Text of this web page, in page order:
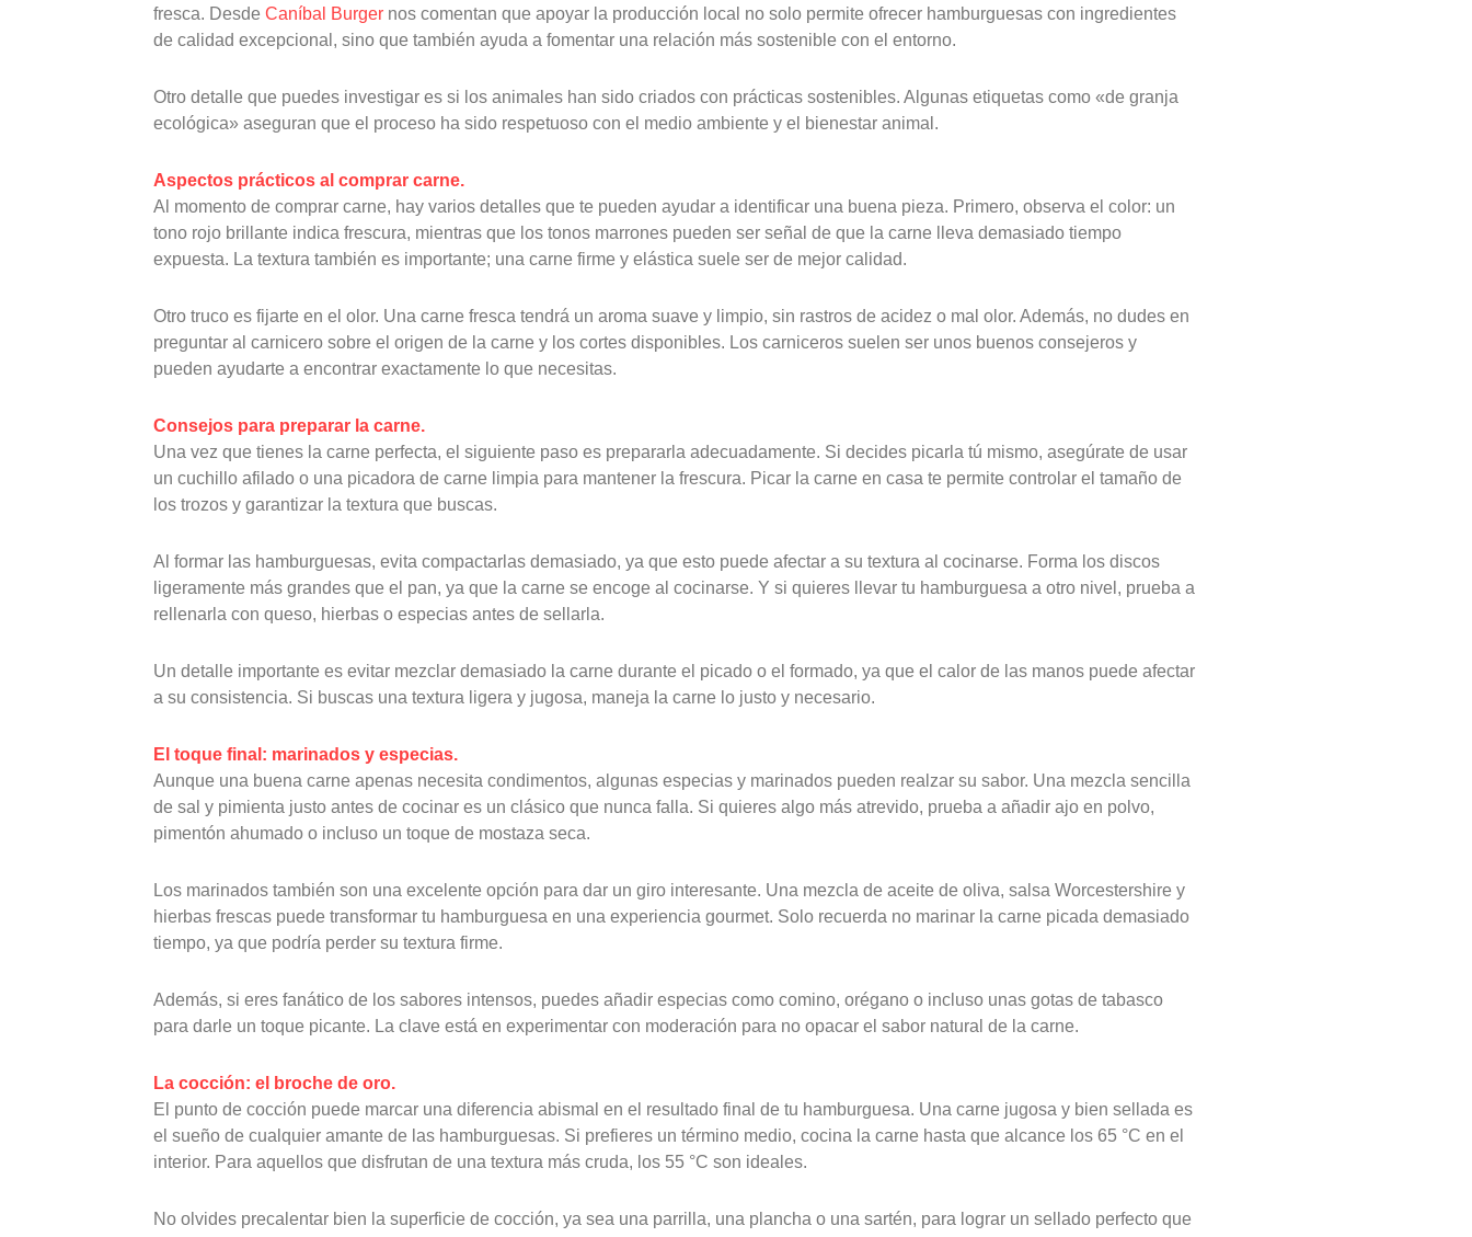
fresca. Desde Caníbal Burger nos comentan que apoyar la producción local no solo permite ofrecer hamburguesas con ingredientes
de calidad excepcional, sino que también ayuda a fomentar una relación más sostenible con el entorno.
Otro detalle que puedes investigar es si los animales han sido criados con prácticas sostenibles. Algunas etiquetas como «de granja
ecológica» aseguran que el proceso ha sido respetuoso con el medio ambiente y el bienestar animal.
Aspectos prácticos al comprar carne.
Al momento de comprar carne, hay varios detalles que te pueden ayudar a identificar una buena pieza. Primero, observa el color: un
tono rojo brillante indica frescura, mientras que los tonos marrones pueden ser señal de que la carne lleva demasiado tiempo
expuesta. La textura también es importante; una carne firme y elástica suele ser de mejor calidad.
Otro truco es fijarte en el olor. Una carne fresca tendrá un aroma suave y limpio, sin rastros de acidez o mal olor. Además, no dudes en
preguntar al carnicero sobre el origen de la carne y los cortes disponibles. Los carniceros suelen ser unos buenos consejeros y
pueden ayudarte a encontrar exactamente lo que necesitas.
Consejos para preparar la carne.
Una vez que tienes la carne perfecta, el siguiente paso es prepararla adecuadamente. Si decides picarla tú mismo, asegúrate de usar
un cuchillo afilado o una picadora de carne limpia para mantener la frescura. Picar la carne en casa te permite controlar el tamaño de
los trozos y garantizar la textura que buscas.
Al formar las hamburguesas, evita compactarlas demasiado, ya que esto puede afectar a su textura al cocinarse. Forma los discos
ligeramente más grandes que el pan, ya que la carne se encoge al cocinarse. Y si quieres llevar tu hamburguesa a otro nivel, prueba a
rellenarla con queso, hierbas o especias antes de sellarla.
Un detalle importante es evitar mezclar demasiado la carne durante el picado o el formado, ya que el calor de las manos puede afectar
a su consistencia. Si buscas una textura ligera y jugosa, maneja la carne lo justo y necesario.
El toque final: marinados y especias.
Aunque una buena carne apenas necesita condimentos, algunas especias y marinados pueden realzar su sabor. Una mezcla sencilla
de sal y pimienta justo antes de cocinar es un clásico que nunca falla. Si quieres algo más atrevido, prueba a añadir ajo en polvo,
pimentón ahumado o incluso un toque de mostaza seca.
Los marinados también son una excelente opción para dar un giro interesante. Una mezcla de aceite de oliva, salsa Worcestershire y
hierbas frescas puede transformar tu hamburguesa en una experiencia gourmet. Solo recuerda no marinar la carne picada demasiado
tiempo, ya que podría perder su textura firme.
Además, si eres fanático de los sabores intensos, puedes añadir especias como comino, orégano o incluso unas gotas de tabasco
para darle un toque picante. La clave está en experimentar con moderación para no opacar el sabor natural de la carne.
La cocción: el broche de oro.
El punto de cocción puede marcar una diferencia abismal en el resultado final de tu hamburguesa. Una carne jugosa y bien sellada es
el sueño de cualquier amante de las hamburguesas. Si prefieres un término medio, cocina la carne hasta que alcance los 65 °C en el
interior. Para aquellos que disfrutan de una textura más cruda, los 55 °C son ideales.
No olvides precalentar bien la superficie de cocción, ya sea una parrilla, una plancha o una sartén, para lograr un sellado perfecto que